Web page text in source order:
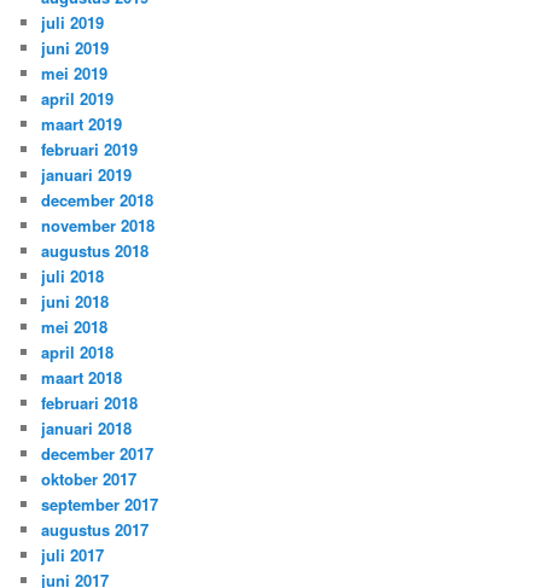
juli 2019
juni 2019
mei 2019
april 2019
maart 2019
februari 2019
januari 2019
december 2018
november 2018
augustus 2018
juli 2018
juni 2018
mei 2018
april 2018
maart 2018
februari 2018
januari 2018
december 2017
oktober 2017
september 2017
augustus 2017
juli 2017
juni 2017